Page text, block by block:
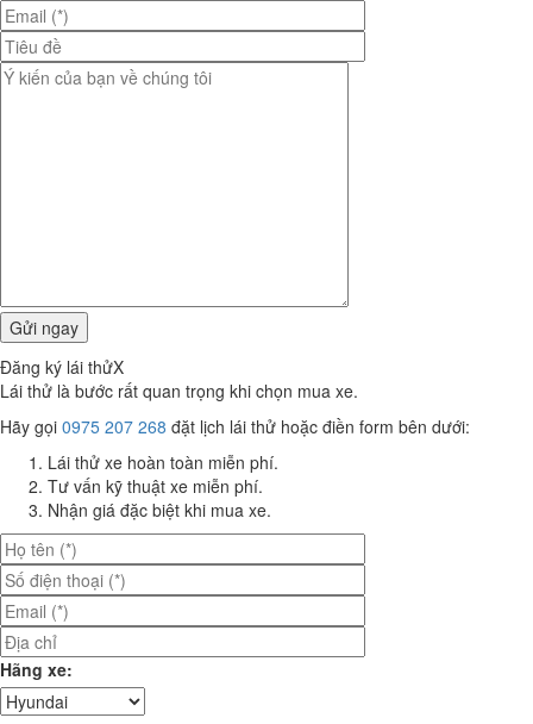
Đăng ký lái thửX
Lái thử là bước rất quan trọng khi chọn mua xe.
Hãy gọi 0975 207 268 đặt lịch lái thử hoặc điền form bên dưới:
Lái thử xe hoàn toàn miễn phí.
Tư vấn kỹ thuật xe miễn phí.
Nhận giá đặc biệt khi mua xe.
Hãng xe: